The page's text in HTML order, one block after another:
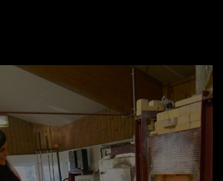
KATEGORIEN
Essen & Trinken
Outdoor & Sport
Kunst & Kultur
Brauchtum Jänner